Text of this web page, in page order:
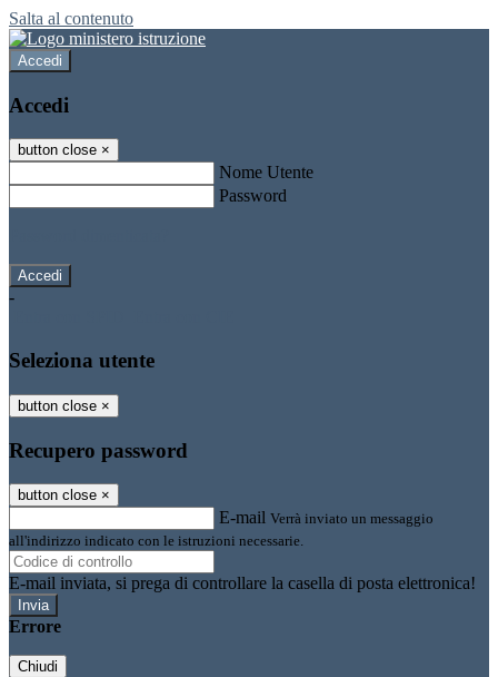
Salta al contenuto
Accedi
Accedi
button close ×
Nome Utente
Password
-
Seleziona utente
button close ×
Recupero password
button close ×
E-mail Verrà inviato un messaggio
all'indirizzo indicato con le istruzioni necessarie.
E-mail inviata, si prega di controllare la casella di posta elettronica!
Errore
Chiudi